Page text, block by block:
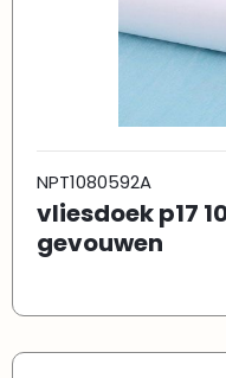
NPT1080592A
vliesdoek p17
gevouwen